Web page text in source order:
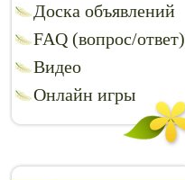
Доска объявлений
FAQ (вопрос/ответ)
Видео
Онлайн игры